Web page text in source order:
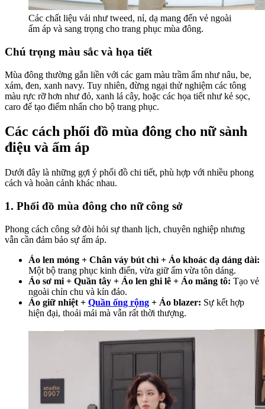
Các chất liệu vải như tweed, nỉ, dạ mang đến vẻ ngoài
ấm áp và sang trọng cho trang phục mùa đông.
Chú trọng màu sắc và họa tiết
Mùa đông thường gắn liền với các gam màu trầm ấm như nâu, be,
xám, đen, xanh navy. Tuy nhiên, đừng ngại thử nghiệm các tông
màu rực rỡ hơn như đỏ, xanh lá cây, hoặc các họa tiết như kẻ sọc,
caro để tạo điểm nhấn cho bộ trang phục.
Các cách phối đồ mùa đông cho nữ sành
điệu và ấm áp
Dưới đây là những gợi ý phối đồ chi tiết, phù hợp với nhiều phong
cách và hoàn cảnh khác nhau.
1. Phối đồ mùa đông cho nữ công sở
Phong cách công sở đòi hỏi sự thanh lịch, chuyên nghiệp nhưng
vẫn cần đảm bảo sự ấm áp.
Áo len mỏng + Chân váy bút chì + Áo khoác dạ dáng dài:
Một bộ trang phục kinh điển, vừa giữ ấm vừa tôn dáng.
Áo sơ mi + Quần tây + Áo len ghi lê + Áo măng tô: Tạo vẻ
ngoài chỉn chu và kín đáo.
Áo giữ nhiệt + Quần ống rộng + Áo blazer: Sự kết hợp
hiện đại, thoải mái mà vẫn rất thời thượng.